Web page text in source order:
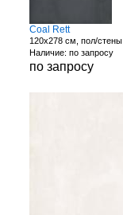
Coal Rett
120x278 см, пол/стены
Наличие: по запросу
по запросу